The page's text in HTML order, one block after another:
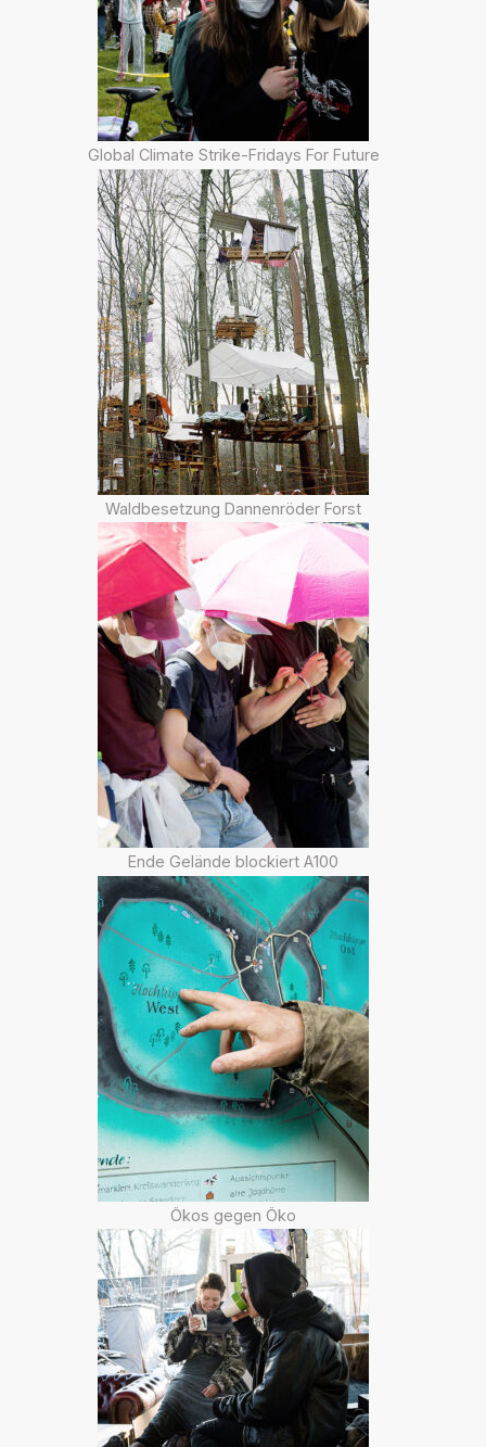
Global Climate Strike-Fridays For Future
Waldbesetzung Dannenröder Forst
Ende Gelände blockiert A100
Ökos gegen Öko